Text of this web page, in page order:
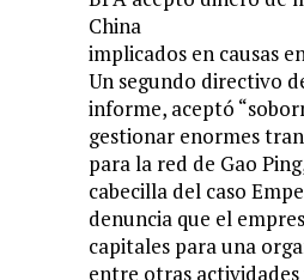
China
implicados en causas
Un segundo directivo
informe, aceptó
gestionar enormes
para la red de Gao
cabecilla del caso
denuncia que el
capitales para una
entre otras